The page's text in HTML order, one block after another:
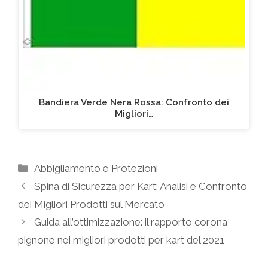
Bandiera Verde Nera Rossa: Confronto dei
Migliori…
Categorie
Abbigliamento e Protezioni
Spina di Sicurezza per Kart: Analisi e Confronto
dei Migliori Prodotti sul Mercato
Guida all’ottimizzazione: il rapporto corona
pignone nei migliori prodotti per kart del 2021